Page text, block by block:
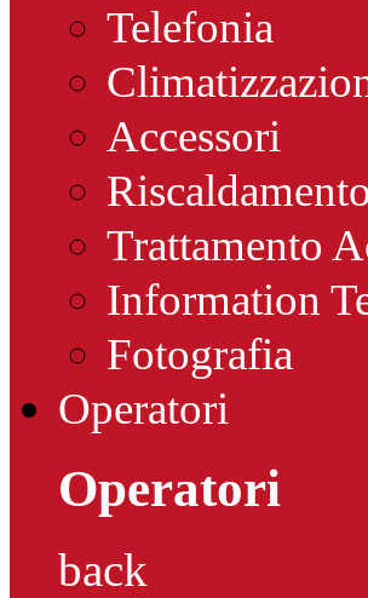
Telefonia
Accessori
Riscaldamento
Trattamento
Information
Fotografia
Operatori
Operatori
back